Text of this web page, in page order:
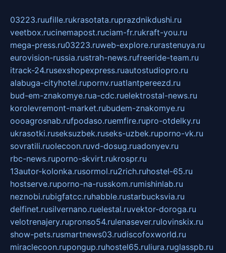
03223.ruufille.rukrasotata.ruprazdnikdushi.ru
veetbox.rucinemapost.ruciam-fr.rukraft-you.ru
mega-press.ru03223.ruweb-explore.rurastenuya.ru
eurovision-russia.rustrah-news.rufreeride-team.ru
itrack-24.rusexshopexpress.ruautostudiopro.ru
alabuga-cityhotel.rupornv.ruatlantpereezd.ru
bud-em-znakomye.rua-cdc.ruelektrostal-news.ru
korolevremont-market.rubudem-znakomye.ru
oooagrosnab.rufpodaso.ruemfire.rupro-otdelky.ru
ukrasotki.ruseksuzbek.ruseks-uzbek.ruporno-vk.ru
sovratili.ruolecoon.ruvd-dosug.ruadonyev.ru
rbc-news.ruporno-skvirt.rukrospr.ru
13autor-kolonka.rusormol.ru2rich.ruhostel-65.ru
hostserve.ruporno-na-russkom.rumishinlab.ru
neznobi.rubigfatcc.ruhabble.rustarbucksvia.ru
delfinet.rusilvernano.ruelestal.ruvektor-doroga.ru
velotrenajery.rupronso54.rulenasever.rulovinskix.ru
show-pets.rusmartnews03.rudiscofoxworld.ru
miraclecoon.rupongup.ruhostel65.ruliura.ruglasspb.ru